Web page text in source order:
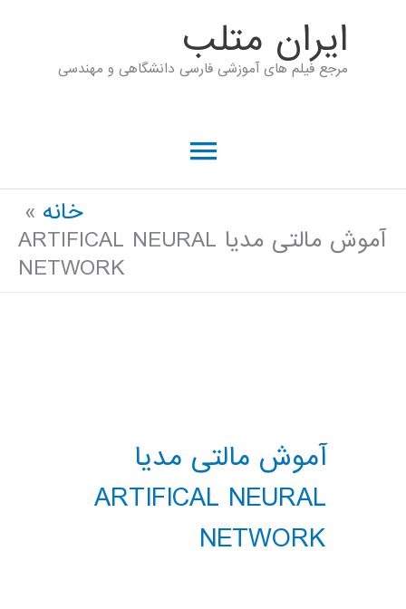
ايران متلب
مرجع فیلم های آموزشی فارسی دانشگاهی و مهندسی
فهرست
خانه
آموش مالتی مدیا ARTIFICAL NEURAL
NETWORK
آموش مالتی مدیا
ARTIFICAL NEURAL
NETWORK